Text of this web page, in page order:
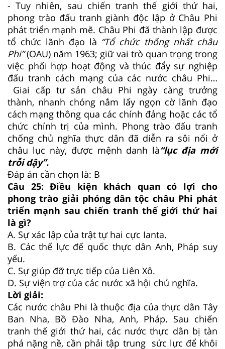
- Tuy nhiên, sau chiến tranh thế giới thứ hai,
phong trào đấu tranh giành độc lập ở Châu Phi
phát triển mạnh mẽ. Châu Phi đã thành lập được
tổ chức lãnh đạo là “Tổ chức thống nhất châu
Phi”(OAU) năm 1963; giữ vai trò quan trọng trong
việc phối hợp hoạt động và thúc đẩy sự nghiệp
đấu tranh cách mạng của các nước châu Phi…
Giai cấp tư sản châu Phi ngày càng trưởng
thành, nhanh chóng nắm lấy ngọn cờ lãnh đạo
cách mạng thông qua các chính đảng hoặc các tổ
chức chính trị của mình. Phong trào đấu tranh
chống chủ nghĩa thực dân đã diễn ra sôi nổi ở
châu lục này, được mệnh danh là“lục địa mới
trỗi dậy”.
Đáp án cần chọn là: B
Câu 25: Điều kiện khách quan có lợi cho
phong trào giải phóng dân tộc châu Phi phát
triển mạnh sau chiến tranh thế giới thứ hai
là gì?
A. Sự xác lập của trật tự hai cực Ianta.
B. Các thế lực đế quốc thực dân Anh, Pháp suy
yếu.
C. Sự giúp đỡ trực tiếp của Liên Xô.
D. Sự viện trợ của các nước xã hội chủ nghĩa.
Lời giải:
Các nước châu Phi là thuộc địa của thực dân Tây
Ban Nha, Bồ Đào Nha, Anh, Pháp. Sau chiến
tranh thế giới thứ hai, các nước thực dân bị tàn
phá nặng nề, cần phải tập trung sức lực để khôi